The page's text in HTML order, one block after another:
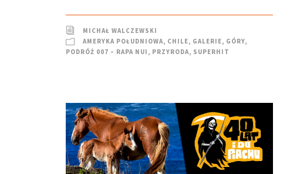
MICHAŁ WALCZEWSKI
AMERYKA POŁUDNIOWA, CHILE, GALERIE, GÓRY,
PODRÓŻ 007 – RAPA NUI , PRZYRODA, SUPERHIT